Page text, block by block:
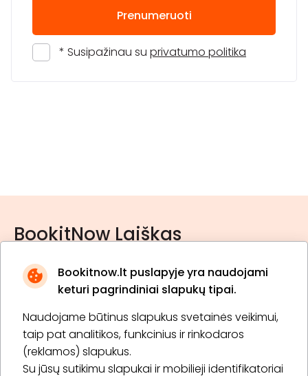
Bookitnow.lt puslapyje yra naudojami
keturi pagrindiniai slapukų tipai.
Naudojame būtinus slapukus svetainės veikimui,
taip pat analitikos, funkcinius ir rinkodaros
(reklamos) slapukus.
Su jūsų sutikimu slapukai ir mobilieji identifikatoriai
Prenumeruoti
* Susipažinau su privatumo politika
BookitNow Laiškas
* Susipažinau su privatumo politika
Prenumeruoti